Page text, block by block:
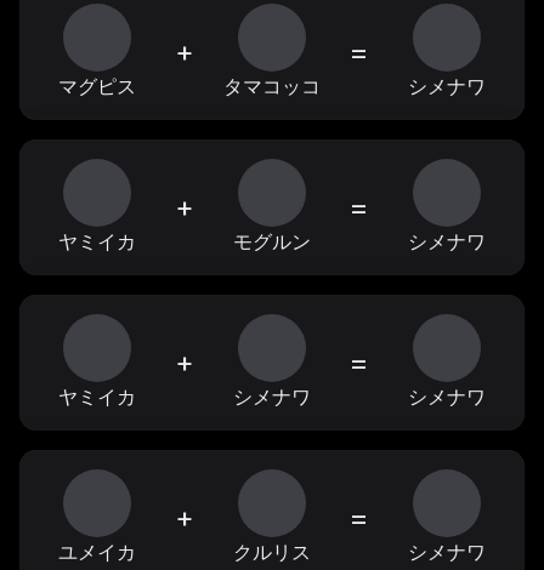
マグピス
+
タマコッコ
=
シメナワ
ヤミイカ
+
モグルン
=
シメナワ
ヤミイカ
+
シメナワ
=
シメナワ
ユメイカ
+
クルリス
=
シメナワ